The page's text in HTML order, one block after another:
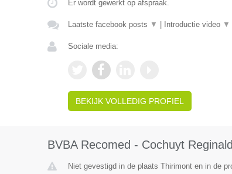
Er wordt gewerkt op afspraak.
Laatste facebook posts ▼ Introductie video ▼
Sociale media:
BEKIJK VOLLEDIG PROFIEL
BVBA Recomed - Cochuyt Reginald
Niet gevestigd in de plaats Thirimont en in de